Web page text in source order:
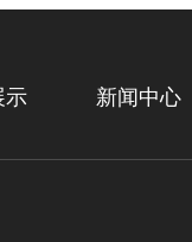
示 新闻中心